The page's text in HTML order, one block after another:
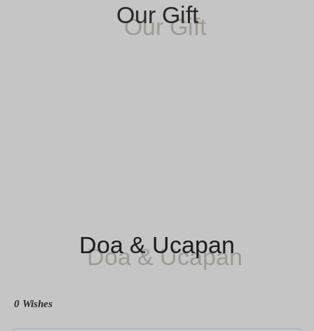
Our Gift
Doa & Ucapan
0 Wishes